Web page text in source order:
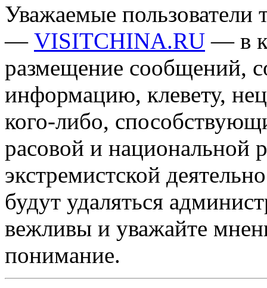
Уважаемые пользователи
— VISITCHINA.RU — в
размещение сообщений,
информацию, клевету,
кого-либо,
расовой и национальной
экстремистской
будут удаляться
вежливы и уважайте
понимание.